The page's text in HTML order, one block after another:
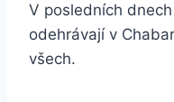
V posledních
odehrávají v
všech.